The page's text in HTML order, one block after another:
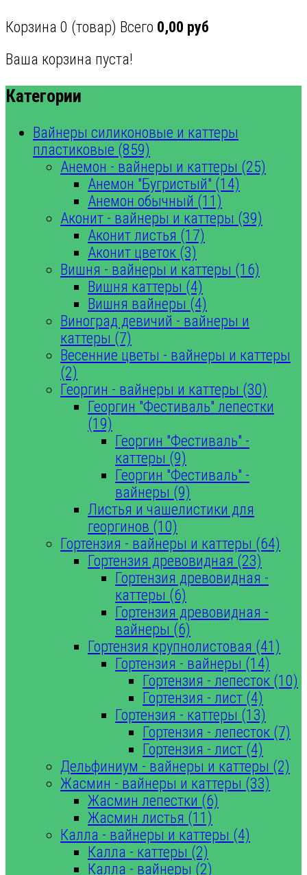
Корзина 0 (товар) Всего 0,00 руб
Ваша корзина пуста!
Категории
Вайнеры силиконовые и каттеры
пластиковые (859)
Анемон - вайнеры и каттеры (25)
Анемон "Бугристый" (14)
Анемон обычный (11)
Аконит - вайнеры и каттеры (39)
Аконит листья (17)
Аконит цветок (3)
Вишня - вайнеры и каттеры (16)
Вишня каттеры (4)
Вишня вайнеры (4)
Виноград девичий - вайнеры и
каттеры (7)
Весенние цветы - вайнеры и каттеры
(2)
Георгин - вайнеры и каттеры (30)
Георгин "Фестиваль" лепестки
(19)
Георгин "Фестиваль" -
каттеры (9)
Георгин "Фестиваль" -
вайнеры (9)
Листья и чашелистики для
георгинов (10)
Гортензия - вайнеры и каттеры (64)
Гортензия древовидная (23)
Гортензия древовидная -
каттеры (6)
Гортензия древовидная -
вайнеры (6)
Гортензия крупнолистовая (41)
Гортензия - вайнеры (14)
Гортензия - лепесток (10)
Гортензия - лист (4)
Гортензия - каттеры (13)
Гортензия - лепесток (7)
Гортензия - лист (4)
Дельфиниум - вайнеры и каттеры (2)
Жасмин - вайнеры и каттеры (33)
Жасмин лепестки (6)
Жасмин листья (11)
Калла - вайнеры и каттеры (4)
Калла - каттеры (2)
Калла - вайнеры (2)